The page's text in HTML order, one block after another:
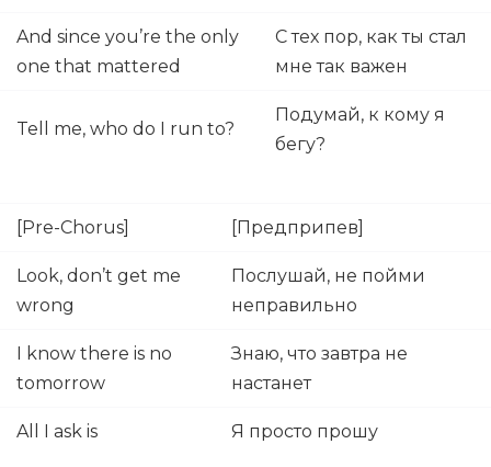
And since you’re the only
one that mattered
С тех пор, как ты стал
мне так важен
Tell me, who do I run to?
Подумай, к кому я
бегу?
[Pre-Chorus] [Предприпев]
Look, don’t get me
wrong
Послушай, не пойми
неправильно
I know there is no
tomorrow
Знаю, что завтра не
настанет
All I ask is Я просто прошу